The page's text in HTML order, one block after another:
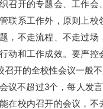
召开的专题会、工作
联系工作外，原则上
，不走流程、不走过
和工作成效。要严控
开的全校性会议一般
议不超过3个，每人发
校内召开的会议，不